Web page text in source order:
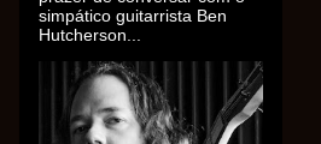
simpático guitarrista Ben
Hutcherson...